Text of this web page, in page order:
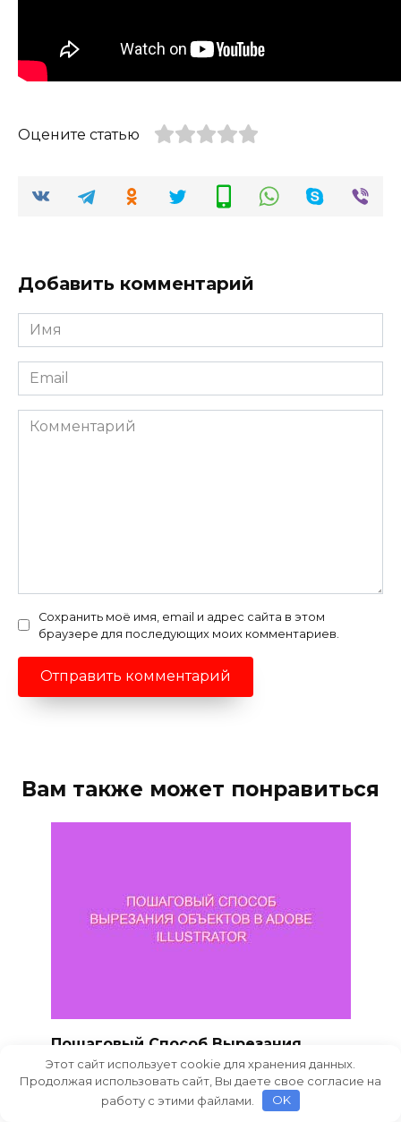
Оцените статью
Добавить комментарий
Имя
*
Email
*
Комментарий
Сохранить моё имя, email и адрес сайта в этом
браузере для последующих моих комментариев.
Вам также может понравиться
Пошаговый Способ Вырезания
Объектов в Adobe Illustrator
Работа с графическими элементами часто
требует тщательной
Этот сайт использует cookie для хранения данных.
Продолжая использовать сайт, Вы даете свое согласие на
работу с этими файлами.
OK